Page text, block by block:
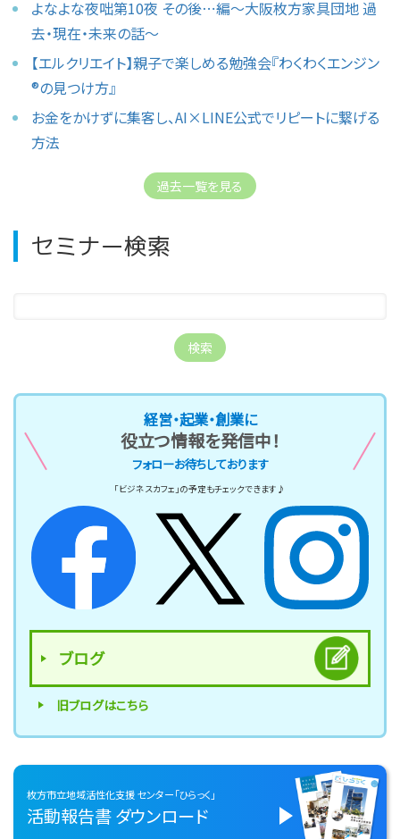
よなよな夜咄第10夜 その後⋯編〜大阪枚方家具団地 過
去・現在・未来の話〜
【エルクリエイト】親子で楽しめる勉強会『わくわくエンジン
®︎の見つけ方』
お金をかけずに集客し、AI×LINE公式でリピートに繋げる
方法
過去一覧を見る
セミナー検索
経営・起業・創業に
役立つ情報を発信中！
フォローお待ちしております
「ビジネスカフェ」の予定もチェックできます♪
ブログ
旧ブログはこちら
枚方市立地域活性化支援センター「ひらっく」
活動報告書ダウンロード